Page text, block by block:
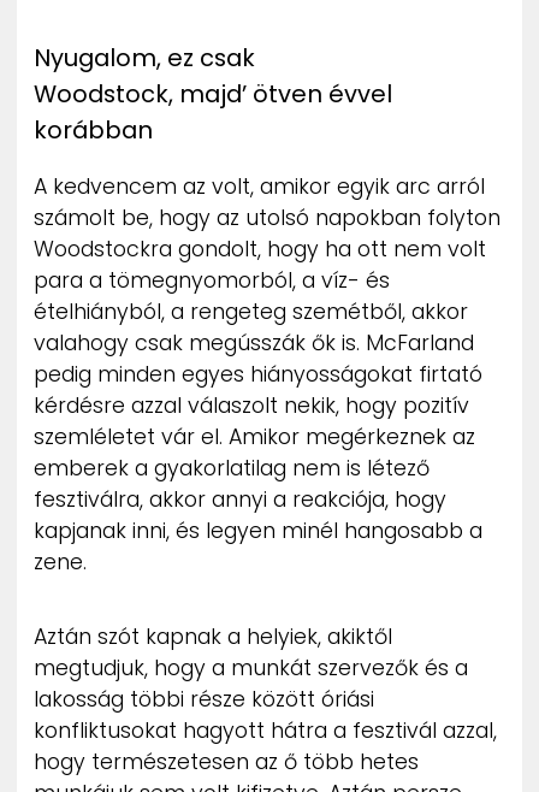
Nyugalom, ez csak
Woodstock, majd’ ötven évvel
korábban
A kedvencem az volt, amikor egyik arc arról
számolt be, hogy az utolsó napokban folyton
Woodstockra gondolt, hogy ha ott nem volt
para a tömegnyomorból, a víz- és
ételhiányból, a rengeteg szemétből, akkor
valahogy csak megússzák ők is. McFarland
pedig minden egyes hiányosságokat firtató
kérdésre azzal válaszolt nekik, hogy pozitív
szemléletet vár el. Amikor megérkeznek az
emberek a gyakorlatilag nem is létező
fesztiválra, akkor annyi a reakciója, hogy
kapjanak inni, és legyen minél hangosabb a
zene.
Aztán szót kapnak a helyiek, akiktől
megtudjuk, hogy a munkát szervezők és a
lakosság többi része között óriási
konfliktusokat hagyott hátra a fesztivál azzal,
hogy természetesen az ő több hetes